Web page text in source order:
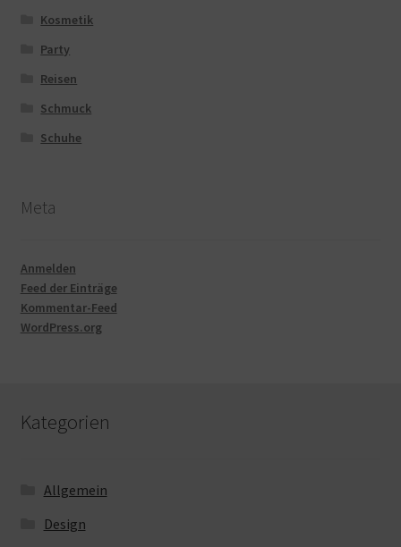
Kosmetik
Party
Reisen
Schmuck
Schuhe
Meta
Anmelden
Feed der Einträge
Kommentar-Feed
WordPress.org
Kategorien
Allgemein
Design